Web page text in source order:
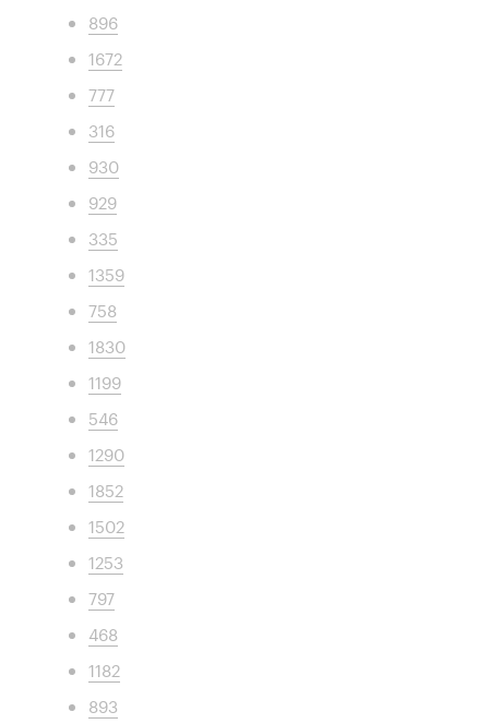
896
1672
777
316
930
929
335
1359
758
1830
1199
546
1290
1852
1502
1253
797
468
1182
893